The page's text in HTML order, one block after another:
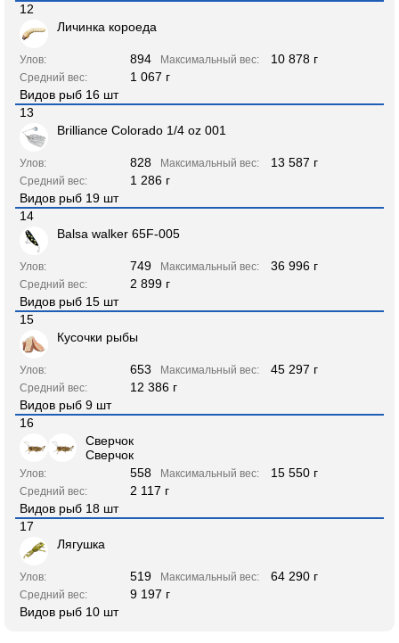
12
Личинка короеда
Улов: 894 Максимальный вес: 10 878 г
Средний вес:
1 067 г
Видов рыб 16 шт
13
Brilliance Colorado 1/4 oz 001
Улов: 828 Максимальный вес: 13 587 г
Средний вес:
1 286 г
Видов рыб 19 шт
14
Balsa walker 65F-005
Улов: 749 Максимальный вес: 36 996 г
Средний вес:
2 899 г
Видов рыб 15 шт
15
Кусочки рыбы
Улов: 653 Максимальный вес: 45 297 г
Средний вес:
12 386 г
Видов рыб 9 шт
16
Сверчок
Сверчок
Улов: 558 Максимальный вес: 15 550 г
Средний вес:
2 117 г
Видов рыб 18 шт
17
Лягушка
Улов: 519 Максимальный вес: 64 290 г
Средний вес:
9 197 г
Видов рыб 10 шт